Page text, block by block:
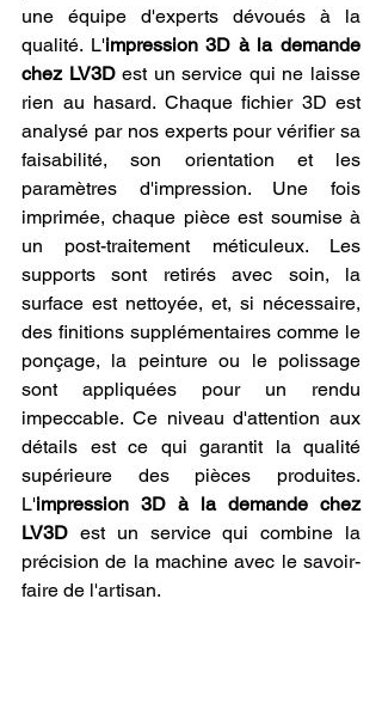
une équipe d'experts dévoués à la
qualité. L'impression 3D à la demande
chez LV3D est un service qui ne laisse
rien au hasard. Chaque fichier 3D est
analysé par nos experts pour vérifier sa
faisabilité, son orientation et les
paramètres d'impression. Une fois
imprimée, chaque pièce est soumise à
un post-traitement méticuleux. Les
supports sont retirés avec soin, la
surface est nettoyée, et, si nécessaire,
des finitions supplémentaires comme le
ponçage, la peinture ou le polissage
sont appliquées pour un rendu
impeccable. Ce niveau d'attention aux
détails est ce qui garantit la qualité
supérieure des pièces produites.
L'impression 3D à la demande chez
LV3D est un service qui combine la
précision de la machine avec le savoir-
faire de l'artisan.